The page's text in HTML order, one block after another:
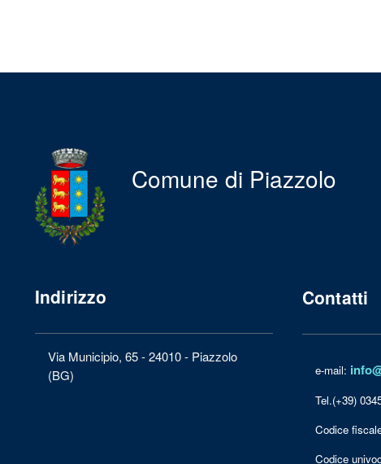
Comune di Piazzolo
Indirizzo
Via Municipio, 65 - 24010 - Piazzolo
(BG)
Contatti
e-mail:
Tel.(+39)
Codice
Codice